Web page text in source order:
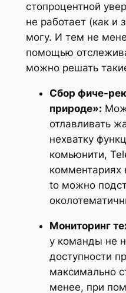
стопроцентной
не работает (как и
могу. И тем не
помощью
можно решать
Сбор фиче-
природе»:
отлавливать
нехватку
комьюнити,
комментариях
to можно
Мониторинг
у команды не
доступности
максимально
менее, при